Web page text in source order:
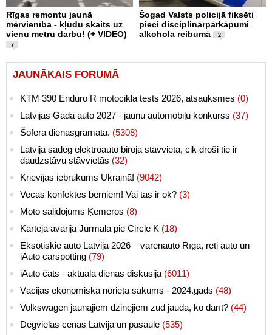
Rīgas remontu jaunā
mērvienība - kļūdu skaits uz
vienu metru darbu! (+ VIDEO)
7
Šogad Valsts policijā fiksēti
pieci disciplinārpārkāpumi
alkohola reibumā
2
JAUNĀKAIS FORUMĀ
KTM 390 Enduro R motocikla tests 2026, atsauksmes (0)
Latvijas Gada auto 2027 - jaunu automobiļu konkurss (37)
Šofera dienasgrāmata. (5308)
Latvijā sadeg elektroauto biroja stāvvietā, cik droši tie ir
daudzstāvu stāvvietās (32)
Krievijas iebrukums Ukrainā! (9042)
Vecas konfektes bērniem! Vai tas ir ok? (3)
Moto salidojums Ķemeros (8)
Kārtējā avārija Jūrmalā pie Circle K (18)
Eksotiskie auto Latvijā 2026 – varenauto Rīgā, reti auto un
iAuto carspotting (79)
iAuto čats - aktuālā dienas diskusija (6011)
Vācijas ekonomiskā norieta sākums - 2024.gads (48)
Volkswagen jaunajiem dzinējiem zūd jauda, ko darīt? (44)
Degvielas cenas Latvijā un pasaulē (535)